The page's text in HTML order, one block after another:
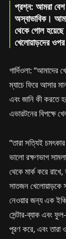
প্রশ্ন: আমরা
অস্বাভাবিক।
থেকে গোল
খেলোয়াড়দের
গার্দিওলা: “আমাদের
ম্যাচে ফিরে আসার
এবং জানি কী করতে
এভারটনের বিপক্ষে
“তারা সত্যিই
ভালো রক্ষণভাগ
থেকে মার্ক করে
সাতজন খেলোয়াড়কে
নেওয়ার জন্য এক
সেন্টার-ব্যাক এবং
পূরণ করে, এবং তারা